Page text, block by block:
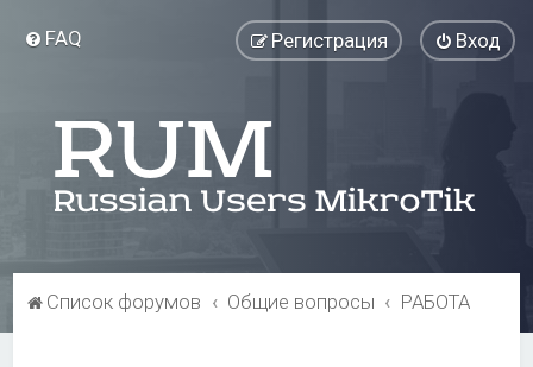
FAQ Вход
Регистрация
Список форумов Общие вопросы РАБОТА